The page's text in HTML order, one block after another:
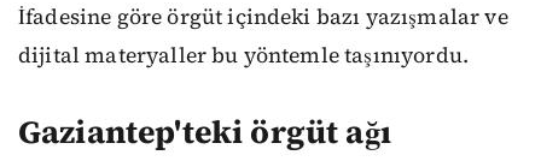
İfadesine göre örgüt içindeki bazı yazışmalar ve
dijital materyaller bu yöntemle taşınıyordu.
Gaziantep'teki örgüt ağı